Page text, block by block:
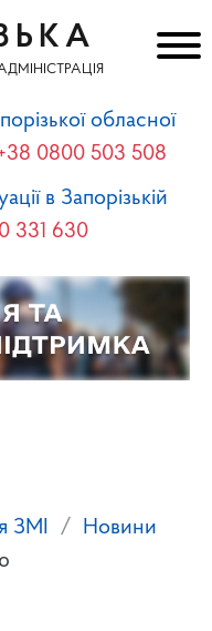
обласної
0800 503 508
в Запорізькій
331 630
ЗМІ
Новини